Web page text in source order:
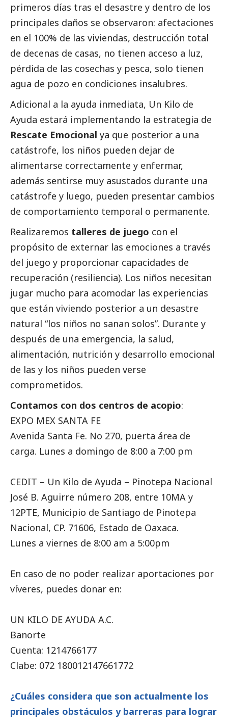
primeros días tras el desastre y dentro de los
principales daños se observaron: afectaciones
en el 100% de las viviendas, destrucción total
de decenas de casas, no tienen acceso a luz,
pérdida de las cosechas y pesca, solo tienen
agua de pozo en condiciones insalubres.
Adicional a la ayuda inmediata, Un Kilo de
Ayuda estará implementando la estrategia de
Rescate Emocional ya que posterior a una
catástrofe, los niños pueden dejar de
alimentarse correctamente y enfermar,
además sentirse muy asustados durante una
catástrofe y luego, pueden presentar cambios
de comportamiento temporal o permanente.
Realizaremos talleres de juego con el
propósito de externar las emociones a través
del juego y proporcionar capacidades de
recuperación (resiliencia). Los niños necesitan
jugar mucho para acomodar las experiencias
que están viviendo posterior a un desastre
natural “los niños no sanan solos”. Durante y
después de una emergencia, la salud,
alimentación, nutrición y desarrollo emocional
de las y los niños pueden verse
comprometidos.
Contamos con dos centros de acopio:
EXPO MEX SANTA FE
Avenida Santa Fe. No 270, puerta área de
carga. Lunes a domingo de 8:00 a 7:00 pm
CEDIT – Un Kilo de Ayuda – Pinotepa Nacional
José B. Aguirre número 208, entre 10MA y
12PTE, Municipio de Santiago de Pinotepa
Nacional, CP. 71606, Estado de Oaxaca.
Lunes a viernes de 8:00 am a 5:00pm
En caso de no poder realizar aportaciones por
víveres, puedes donar en:
UN KILO DE AYUDA A.C.
Banorte
Cuenta: 1214766177
Clabe: 072 180012147661772
¿Cuáles considera que son actualmente los
principales obstáculos y barreras para lograr